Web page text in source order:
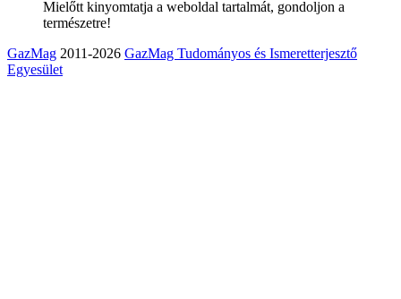
Mielőtt kinyomtatja a weboldal tartalmát, gondoljon a
természetre!
GazMag 2011-2026 GazMag Tudományos és Ismeretterjesztő
Egyesület